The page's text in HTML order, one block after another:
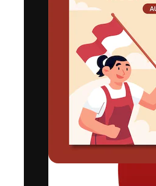
La piattaforma
migliori lavori.
creativi,
Italiano